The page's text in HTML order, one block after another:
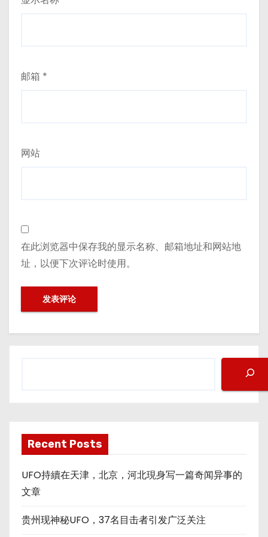
邮箱 *
网站
在此浏览器中保存我的显示名称、邮箱地址和网站地
址，以便下次评论时使用。
Recent Posts
UFO持續在天津，北京，河北現身写一篇奇闻异事的
文章
贵州现神秘UFO，37名目击者引发广泛关注